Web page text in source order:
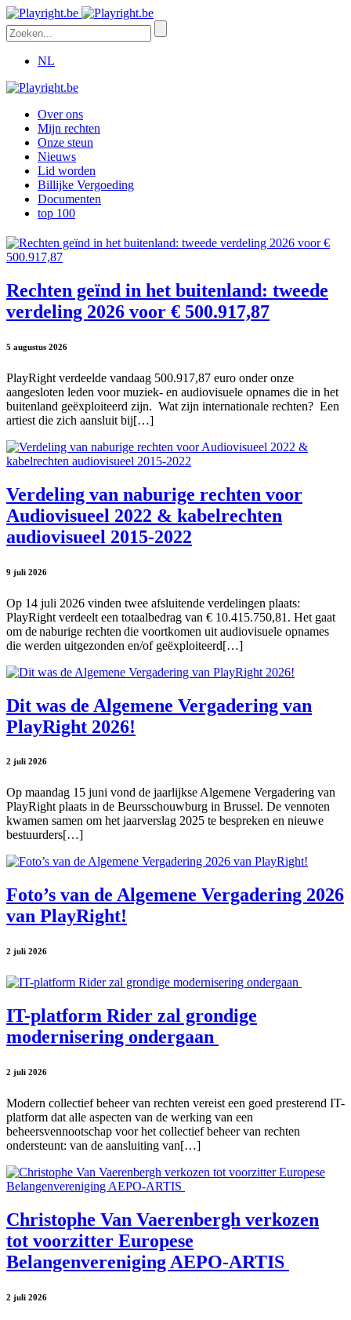
NL
Over ons
Mijn rechten
Onze steun
Nieuws
Lid worden
Billijke Vergoeding
Documenten
top 100
Rechten geïnd in het buitenland: tweede
verdeling 2026 voor € 500.917,87
5 augustus 2026
PlayRight verdeelde vandaag 500.917,87 euro onder onze
aangesloten leden voor muziek- en audiovisuele opnames die in het
buitenland geëxploiteerd zijn. Wat zijn internationale rechten? Een
artiest die zich aansluit bij[…]
Verdeling van naburige rechten voor
Audiovisueel 2022 & kabelrechten
audiovisueel 2015-2022
9 juli 2026
Op 14 juli 2026 vinden twee afsluitende verdelingen plaats:
PlayRight verdeelt een totaalbedrag van € 10.415.750,81. Het gaat
om de naburige rechten die voortkomen uit audiovisuele opnames
die werden uitgezonden en/of geëxploiteerd[…]
Dit was de Algemene Vergadering van
PlayRight 2026!
2 juli 2026
Op maandag 15 juni vond de jaarlijkse Algemene Vergadering van
PlayRight plaats in de Beursschouwburg in Brussel. De vennoten
kwamen samen om het jaarverslag 2025 te bespreken en nieuwe
bestuurders[…]
Foto’s van de Algemene Vergadering 2026
van PlayRight!
2 juli 2026
IT-platform Rider zal grondige
modernisering ondergaan
2 juli 2026
Modern collectief beheer van rechten vereist een goed presterend IT-
platform dat alle aspecten van de werking van een
beheersvennootschap voor het collectief beheer van rechten
ondersteunt: van de aansluiting van[…]
Christophe Van Vaerenbergh verkozen
tot voorzitter Europese
Belangenvereniging AEPO-ARTIS
2 juli 2026